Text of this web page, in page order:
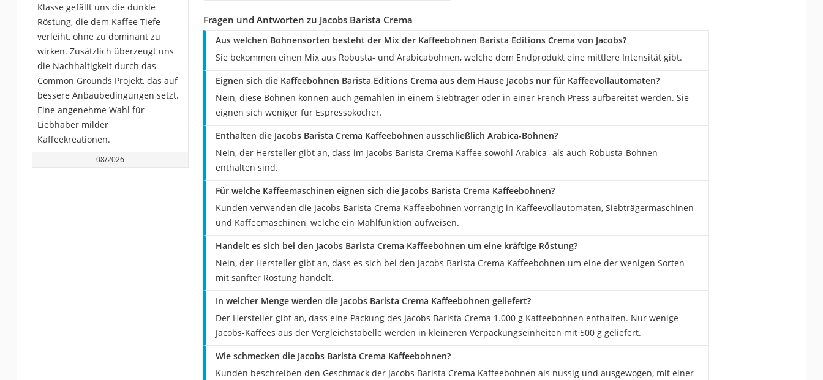
Klasse gefällt uns die dunkle
Röstung, die dem Kaffee Tiefe
verleiht, ohne zu dominant zu
wirken. Zusätzlich überzeugt uns
die Nachhaltigkeit durch das
Common Grounds Projekt, das auf
bessere Anbaubedingungen setzt.
Eine angenehme Wahl für
Liebhaber milder
Kaffeekreationen.
08/2026
Fragen und Antworten zu Jacobs Barista Crema
Aus welchen Bohnensorten besteht der Mix der Kaffeebohnen Barista Editions Crema von Jacobs?
Sie bekommen einen Mix aus Robusta- und Arabicabohnen, welche dem Endprodukt eine mittlere Intensität gibt.
Eignen sich die Kaffeebohnen Barista Editions Crema aus dem Hause Jacobs nur für Kaffeevollautomaten?
Nein, diese Bohnen können auch gemahlen in einem Siebträger oder in einer French Press aufbereitet werden. Sie
eignen sich weniger für Espressokocher.
Enthalten die Jacobs Barista Crema Kaffeebohnen ausschließlich Arabica-Bohnen?
Nein, der Hersteller gibt an, dass im Jacobs Barista Crema Kaffee sowohl Arabica- als auch Robusta-Bohnen
enthalten sind.
Für welche Kaffeemaschinen eignen sich die Jacobs Barista Crema Kaffeebohnen?
Kunden verwenden die Jacobs Barista Crema Kaffeebohnen vorrangig in Kaffeevollautomaten, Siebträgermaschinen
und Kaffeemaschinen, welche ein Mahlfunktion aufweisen.
Handelt es sich bei den Jacobs Barista Crema Kaffeebohnen um eine kräftige Röstung?
Nein, der Hersteller gibt an, dass es sich bei den Jacobs Barista Crema Kaffeebohnen um eine der wenigen Sorten
mit sanfter Röstung handelt.
In welcher Menge werden die Jacobs Barista Crema Kaffeebohnen geliefert?
Der Hersteller gibt an, dass eine Packung des Jacobs Barista Crema 1.000 g Kaffeebohnen enthalten. Nur wenige
Jacobs-Kaffees aus der Vergleichstabelle werden in kleineren Verpackungseinheiten mit 500 g geliefert.
Wie schmecken die Jacobs Barista Crema Kaffeebohnen?
Kunden beschreiben den Geschmack der Jacobs Barista Crema Kaffeebohnen als nussig und ausgewogen, mit einer